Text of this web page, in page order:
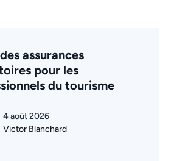
assurances
pour les
du tourisme
4 août 2026
Victor Blanchard